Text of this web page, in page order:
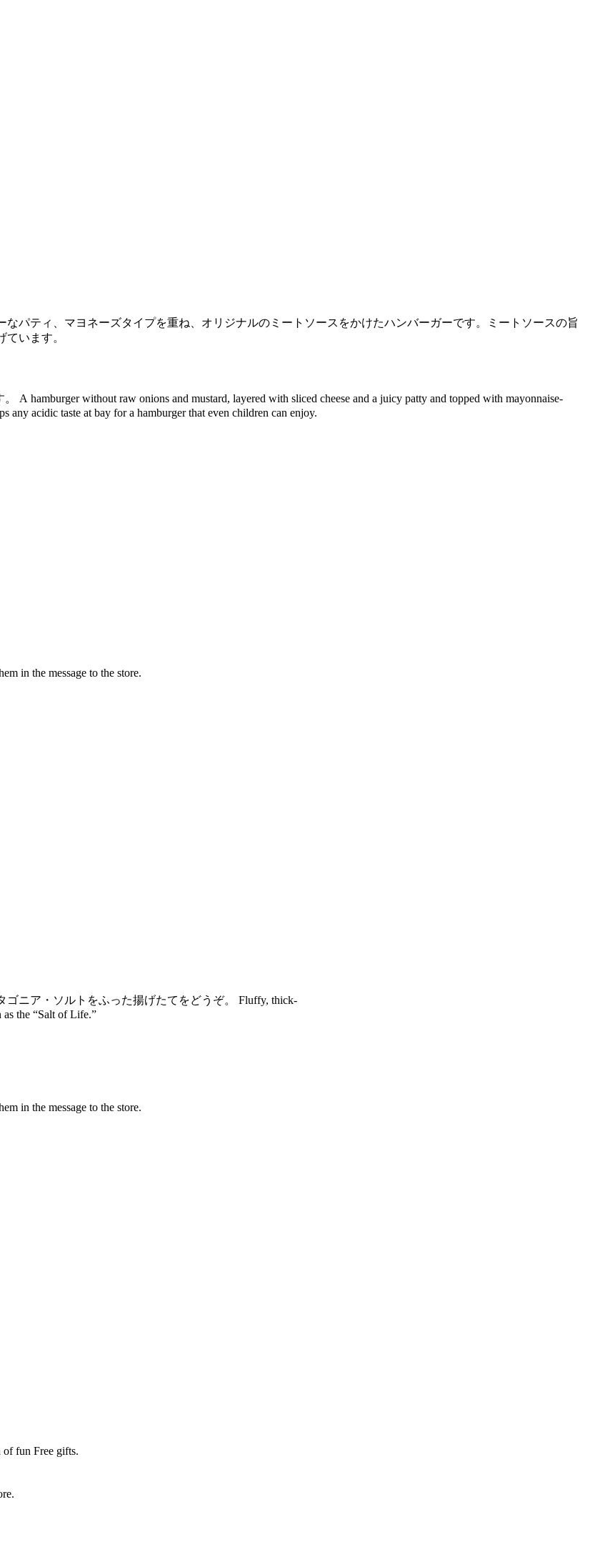
パティ、マヨネーズタイプを重ね、オリジナルのミートソースをかけたハンバーガーです。ミートソースの旨
ています。
A hamburger without raw onions and mustard, layered with sliced cheese and a juicy patty and topped with mayonnaise-
any acidic taste at bay for a hamburger that even children can enjoy.
in the message to the store.
ニア・ソルトをふった揚げたてをどうぞ。
Fluffy, thick-
the “Salt of Life.”
in the message to the store.
of fun Free gifts.